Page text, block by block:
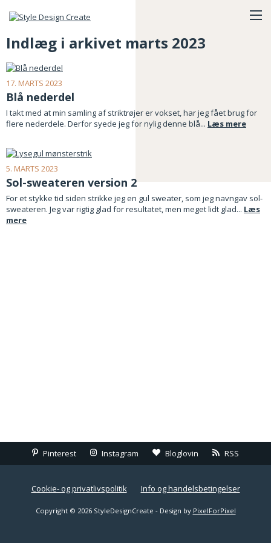
Indlæg i arkivet marts 2023
17. MARTS 2023
Blå nederdel
I takt med at min samling af striktrøjer er vokset, har jeg fået brug for
flere nederdele. Derfor syede jeg for nylig denne blå... Læs mere
5. MARTS 2023
Sol-sweateren version 2
For et stykke tid siden strikke jeg en gul sweater, som jeg navngav sol-
sweateren. Jeg var rigtig glad for resultatet, men meget lidt glad... Læs
mere
Pinterest Instagram Bloglovin RSS
Cookie- og privatlivspolitik Info og handelsbetingelser
Copyright © 2026 StyleDesignCreate - Design by PixelForPixel